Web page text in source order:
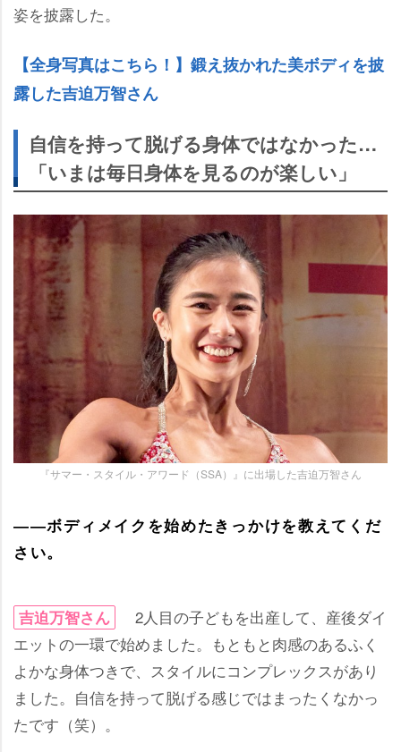
姿を披露した。
【全身写真はこちら！】鍛え抜かれた美ボディを披
露した吉迫万智さん
自信を持って脱げる身体ではなかった…
「いまは毎日身体を見るのが楽しい」
『サマー・スタイル・アワード（SSA）』に出場した吉迫万智さん
――ボディメイクを始めたきっかけを教えてくだ
さい。
吉迫万智さん
2人目の子どもを出産して、産後ダイ
エットの一環で始めました。もともと肉感のあるふく
よかな身体つきで、スタイルにコンプレックスがあり
ました。自信を持って脱げる感じではまったくなかっ
たです（笑）。